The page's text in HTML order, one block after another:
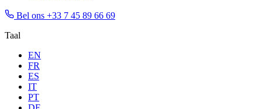
Bel ons +33 7 45 89 66 69
Taal
EN
FR
ES
IT
PT